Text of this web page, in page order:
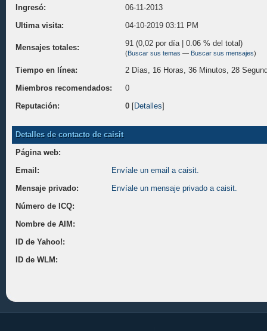
Ingresó:
06-11-2013
Ultima visita:
04-10-2019 03:11 PM
Mensajes totales: 91 (0,02 por día | 0.06 % del total)
(Buscar sus temas — Buscar sus mensajes)
Tiempo en línea:
2 Días, 16 Horas, 36 Minutos, 28
Miembros recomendados:
0
Reputación:
0 [Detalles]
Detalles de contacto de caisit
Página web:
Email:
Envíale un email a caisit.
Mensaje privado:
Envíale un mensaje privado a caisit.
Número de ICQ:
Nombre de AIM:
ID de Yahoo!:
ID de WLM: